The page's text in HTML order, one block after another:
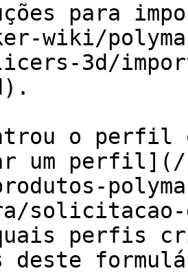
para
wiki/
3d/
o perfil
um perfil](/
perfis
deste